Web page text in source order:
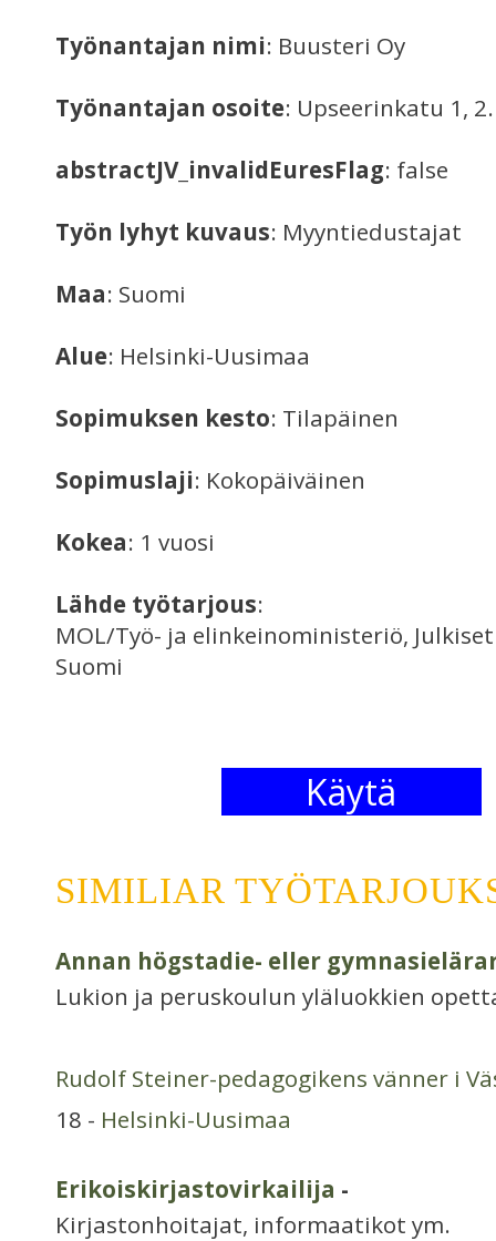
Työnantajan nimi: Buusteri Oy
Työnantajan osoite: Upseerinkatu 1,
abstractJV_invalidEuresFlag: false
Työn lyhyt kuvaus: Myyntiedustajat
Maa: Suomi
Alue: Helsinki-Uusimaa
Sopimuksen kesto: Tilapäinen
Sopimuslaji: Kokopäiväinen
Kokea: 1 vuosi
Lähde työtarjous:
MOL/Työ- ja elinkeinoministeriö,
Suomi
Käytä
SIMILIAR
Annan högstadie- eller
Lukion ja peruskoulun yläluokkien
Rudolf Steiner-pedagogikens vänner i
18 - Helsinki-Uusimaa
Erikoiskirjastovirkailija -
Kirjastonhoitajat, informaatikot ym.